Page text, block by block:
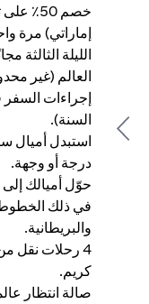
Previous
إماراتي) مرة
الليلة الثالثة
العالم (غير
السنة).
استبدل أميال
درجة أو وجهة.
في ذلك الخطوط
والبريطانية.
4 رحلات نقل
كريم.
صالة انتظار عالمية -